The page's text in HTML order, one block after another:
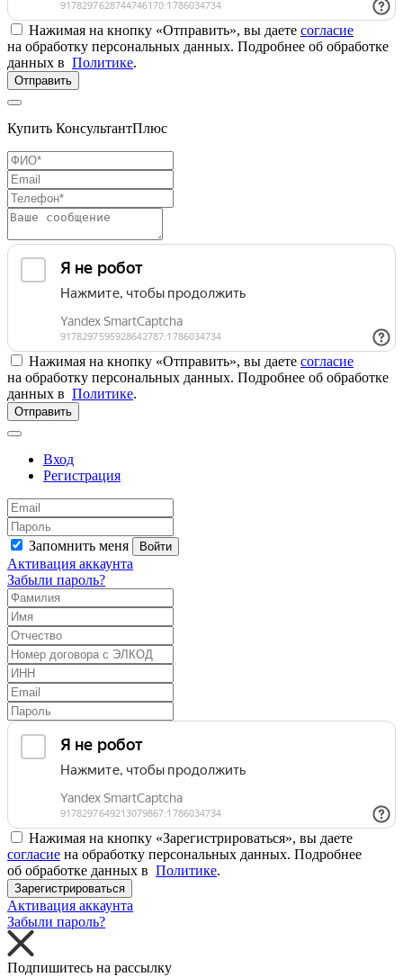
Нажимая на кнопку «Отправить», вы даете согласие
на обработку персональных данных. Подробнее об обработке
данных в Политике.
Отправить
Купить КонсультантПлюс
Нажимая на кнопку «Отправить», вы даете согласие
на обработку персональных данных. Подробнее об обработке
данных в Политике.
Отправить
Вход
Регистрация
Запомнить меня Войти
Активация аккаунта
Забыли пароль?
Нажимая на кнопку «Зарегистрироваться», вы даете
согласие на обработку персональных данных. Подробнее
об обработке данных в Политике.
Зарегистрироваться
Активация аккаунта
Забыли пароль?
Подпишитесь на рассылку